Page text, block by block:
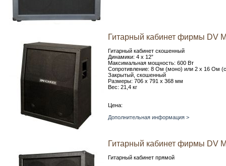
Гитарный кабинет фирмы DV
Гитарный кабинет скошенный
Динамики: 4 x 12”
Максимальная мощность: 600 Вт
Сопротивление: 8 Ом (моно) или 2 х 16 Ом
Закрытый, скошенный
Размеры: 706 х 791 х 368 мм
Вес: 21,4 кг
Цена:
Дополнительная информация >
Гитарный кабинет фирмы DV
Гитарный кабинет прямой